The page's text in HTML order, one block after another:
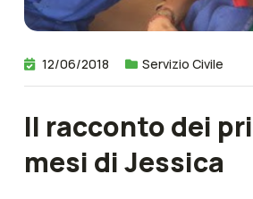
12/06/2018 Servizio Civile
Il racconto dei
mesi di Jessica